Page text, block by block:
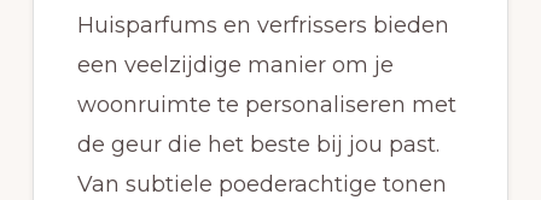
Huisparfums en verfrissers bieden
een veelzijdige manier om je
woonruimte te personaliseren met
de geur die het beste bij jou past.
Van subtiele poederachtige tonen